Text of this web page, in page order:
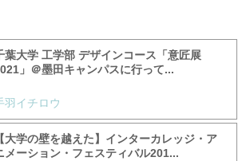
葉大学 工学部 デザインコース「意匠展
」＠墨田キャンパスに行って...
羽イチロウ
【大学の壁を越えた】インターカレッジ・ア
メーション・フェスティバル201...